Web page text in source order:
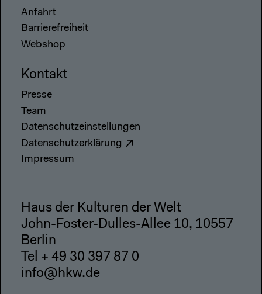
Anfahrt
Barrierefreiheit
Webshop
Kontakt
Presse
Team
Datenschutzeinstellungen
Datenschutzerklärung
Impressum
Haus der Kulturen der Welt
John-Foster-Dulles-Allee 10, 10557
Berlin
Tel + 49 30 397 87 0
info@hkw.de